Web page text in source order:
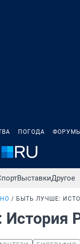
ПОГОДА ФОРУМЫ
ВыставкиДругое
БЫТЬ ЛУЧШЕ: